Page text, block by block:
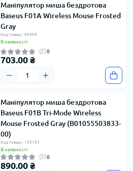
Маніпулятор миша бездротова
Baseus F01A Wireless Mouse Frosted
Gray
Код товару: 86498
В наявності
0
703.00 ₴
Маніпулятор миша бездротова
Baseus F01B Tri-Mode Wireless
Mouse Frosted Gray (B01055503833-
00)
Код товару: 139185
В наявності
0
890.00 ₴